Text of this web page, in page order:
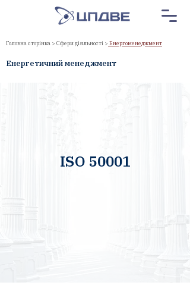
Головна сторінка > Сфери діяльності > Енергоменеджмент
Енергетичний менеджмент
ISO 50001